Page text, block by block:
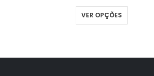
VER OPÇÕES